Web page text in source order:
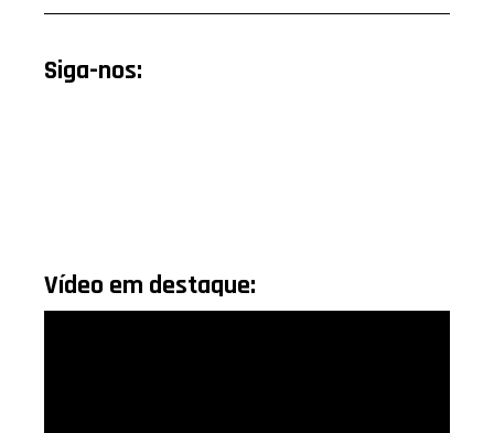
Siga-nos:
Vídeo em destaque: